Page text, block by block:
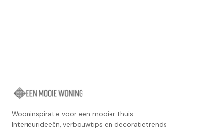
Wooninspiratie voor een mooier thuis.
Interieurideeën, verbouwtips en decoratietrends